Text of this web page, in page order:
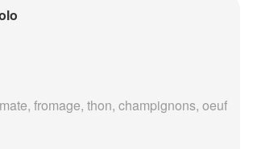
fromage, thon, champignons, oeuf